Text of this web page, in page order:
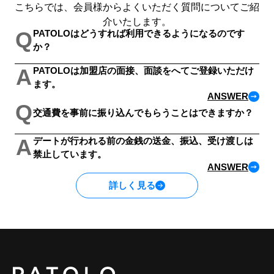
こちらでは、会員様からよくいただく質問についてご紹
介いたします。
QPATOLOはどうすれば利用できるようになるのです
か？
A PATOLOは加盟店の面接、面談をへてご登録いただけ
ます。
ANSWER
Q交通費を事前に振り込んでもらうことはできますか？
Aデートが行われる前の金銭の送金、振込、受け渡しは
禁止しています。
ANSWER
詳しく見る